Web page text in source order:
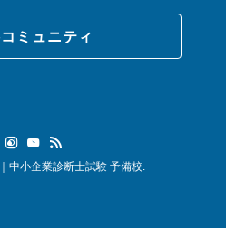
ミュニティ
中小企業診断士試験 予備校.